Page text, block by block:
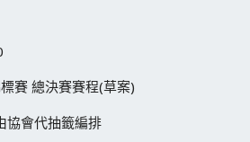
賽 總決賽賽程(草案)
協會代抽籤編排